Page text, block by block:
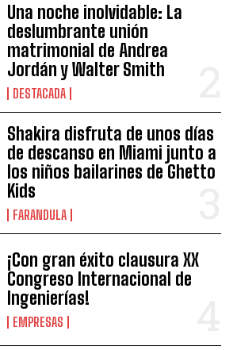
Una noche inolvidable: La
deslumbrante unión
matrimonial de Andrea
Jordán y Walter Smith
DESTACADA
Shakira disfruta de unos días
de descanso en Miami junto a
los niños bailarines de Ghetto
Kids
FARANDULA
¡Con gran éxito clausura XX
Congreso Internacional de
Ingenierías!
EMPRESAS